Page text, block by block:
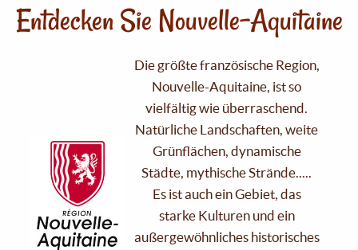
Entdecken Sie Nouvelle-Aquitaine
Die größte französische Region,
Nouvelle-Aquitaine, ist so
vielfältig wie überraschend.
Natürliche Landschaften, weite
Grünflächen, dynamische
Städte, mythische Strände.....
Es ist auch ein Gebiet, das
starke Kulturen und ein
außergewöhnliches historisches